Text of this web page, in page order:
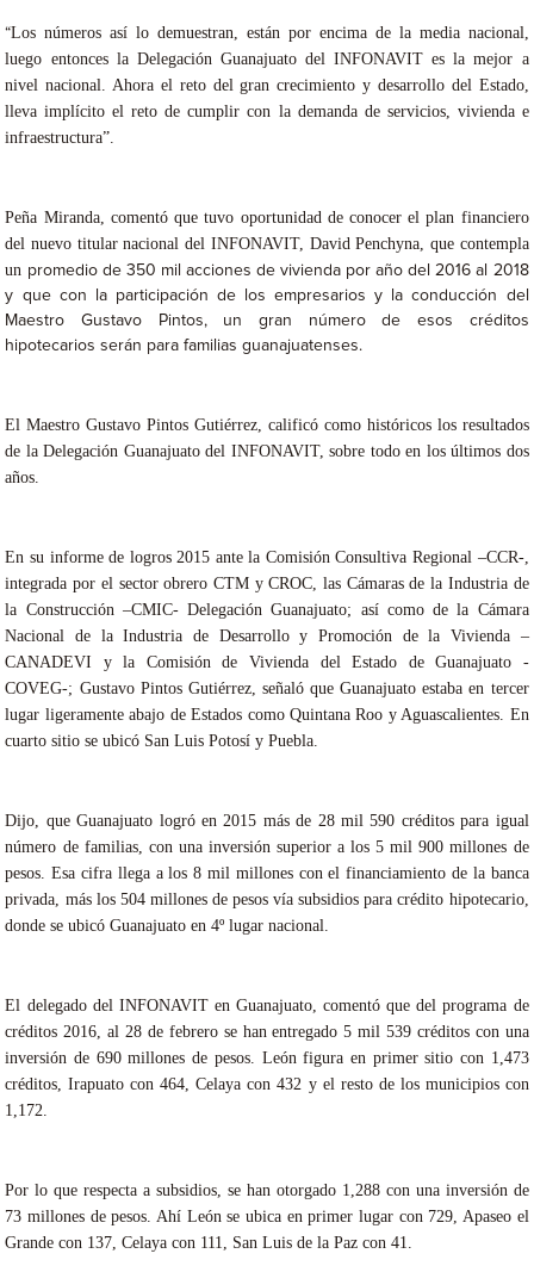
“Los números así lo demuestran, están por encima de la media nacional,
luego entonces la Delegación Guanajuato del INFONAVIT es la mejor a
nivel nacional. Ahora el reto del gran crecimiento y desarrollo del Estado,
lleva implícito el reto de cumplir con la demanda de servicios, vivienda e
infraestructura”.
Peña Miranda, comentó que tuvo oportunidad de conocer el plan financiero
del nuevo titular nacional del INFONAVIT, David Penchyna, que contempla
un promedio de 350 mil acciones de vivienda por año del 2016 al 2018
y que con la participación de los empresarios y la conducción del
Maestro Gustavo Pintos, un gran número de esos créditos
hipotecarios serán para familias guanajuatenses.
El Maestro Gustavo Pintos Gutiérrez, calificó como históricos los resultados
de la Delegación Guanajuato del INFONAVIT, sobre todo en los últimos dos
años.
En su informe de logros 2015 ante la Comisión Consultiva Regional –CCR-,
integrada por el sector obrero CTM y CROC, las Cámaras de la Industria de
la Construcción –CMIC- Delegación Guanajuato; así como de la Cámara
Nacional de la Industria de Desarrollo y Promoción de la Vivienda –
CANADEVI y la Comisión de Vivienda del Estado de Guanajuato -
COVEG-; Gustavo Pintos Gutiérrez, señaló que Guanajuato estaba en tercer
lugar ligeramente abajo de Estados como Quintana Roo y Aguascalientes. En
cuarto sitio se ubicó San Luis Potosí y Puebla.
Dijo, que Guanajuato logró en 2015 más de 28 mil 590 créditos para igual
número de familias, con una inversión superior a los 5 mil 900 millones de
pesos. Esa cifra llega a los 8 mil millones con el financiamiento de la banca
privada, más los 504 millones de pesos vía subsidios para crédito hipotecario,
donde se ubicó Guanajuato en 4º lugar nacional.
El delegado del INFONAVIT en Guanajuato, comentó que del programa de
créditos 2016, al 28 de febrero se han entregado 5 mil 539 créditos con una
inversión de 690 millones de pesos. León figura en primer sitio con 1,473
créditos, Irapuato con 464, Celaya con 432 y el resto de los municipios con
1,172.
Por lo que respecta a subsidios, se han otorgado 1,288 con una inversión de
73 millones de pesos. Ahí León se ubica en primer lugar con 729, Apaseo el
Grande con 137, Celaya con 111, San Luis de la Paz con 41.